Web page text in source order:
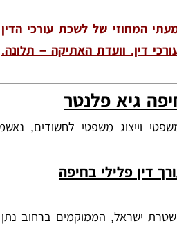
המחוזי של לשכת עורכי הדין
דין. וועדת האתיקה – תלונה.
גיא פלנטר
וייצוג משפטי לחשודים,
דין פלילי בחיפה
ישראל, הממוקמים ברחוב נתן